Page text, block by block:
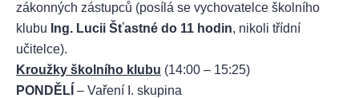
zákonných zástupců (posílá se vychovatelce školního
klubu Ing. Lucii Šťastné do 11 hodin, nikoli třídní
učitelce).
Kroužky školního klubu (14:00 – 15:25)
PONDĚLÍ – Vaření I. skupina